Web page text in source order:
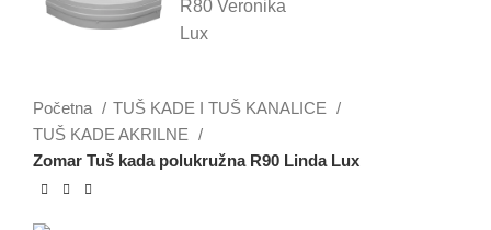
Početna
TUŠ KADE I TUŠ KANALICE
TUŠ KADE AKRILNE
Zomar Tuš kada polukružna R90 Linda Lux